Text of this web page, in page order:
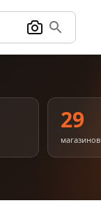
29
магазинов